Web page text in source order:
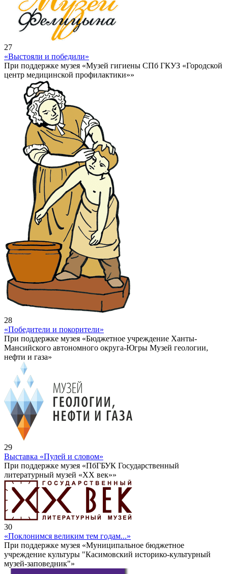
27
«Выстояли и победили»
При поддержке музея «Музей гигиены СПб ГКУЗ «Городской
центр медицинской профилактики»»
28
«Победители и покорители»
При поддержке музея «Бюджетное учреждение Ханты-
Мансийского автономного округа-Югры Музей геологии,
нефти и газа»
29
Выставка «Пулей и словом»
При поддержке музея «ПбГБУК Государственный
литературный музей «ХХ век»»
30
«Поклонимся великим тем годам...»
При поддержке музея «Муниципальное бюджетное
учреждение культуры "Касимовский историко-культурный
музей-заповедник"»